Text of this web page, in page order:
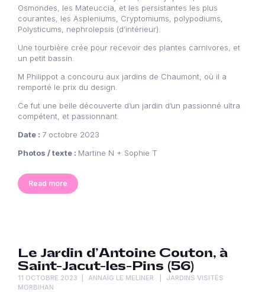
Osmondes, les Mateuccia, et les persistantes les plus
courantes, les Aspleniums, Cryptomiums, polypodiums,
Polysticums, nephrolepsis (d’intérieur).
Une tourbière crée pour recevoir des plantes carnivores, et
un petit bassin.
M Philippot a concouru aux jardins de Chaumont, où il a
remporté le prix du design.
Ce fut une belle découverte d’un jardin d’un passionné ultra
compétent, et passionnant.
Date : 7 octobre 2023
Photos / texte : Martine N + Sophie T
Read more
Le Jardin d’Antoine Couton, à
Saint-Jacut-les-Pins (56)
11 OCTOBRE 2023 ANNAÏG LE MELINER
JARDINS VISITÉS
MORBIHAN